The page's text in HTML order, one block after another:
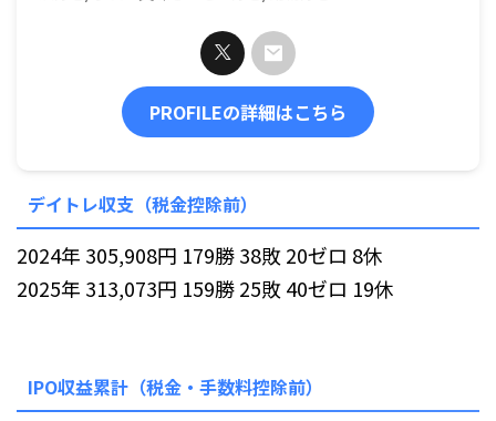
PROFILEの詳細はこちら
デイトレ収支（税金控除前）
2024年 305,908円 179勝 38敗 20ゼロ 8休
2025年 313,073円 159勝 25敗 40ゼロ 19休
IPO収益累計（税金・手数料控除前）